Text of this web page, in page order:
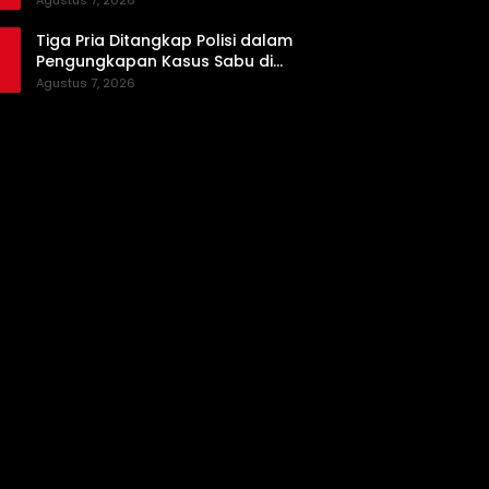
Tiga Pria Ditangkap Polisi dalam
Pengungkapan Kasus Sabu di
Dharmasraya, Timbangan Digital
Agustus 7, 2026